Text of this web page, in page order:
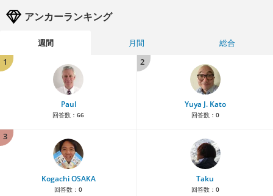
アンカーランキング
週間 月間
総合
1
Paul
回答数： 66
2
Yuya J. Kato
回答数： 0
3
Kogachi OSAKA
回答数： 0
Taku
回答数： 0